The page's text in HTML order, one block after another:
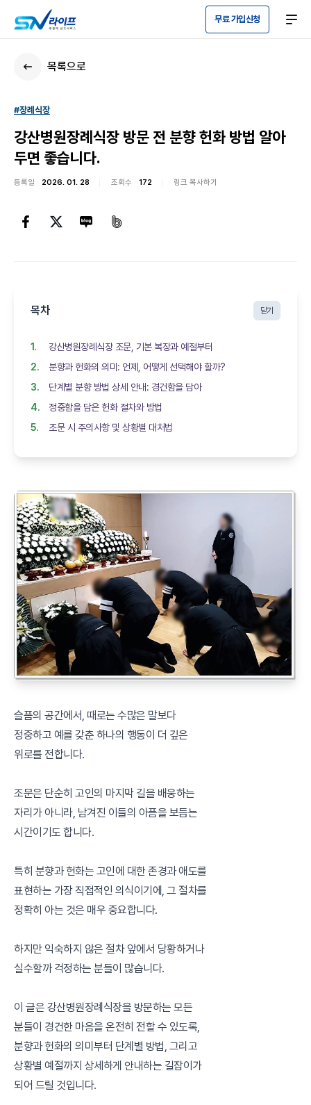
무료 가입신청
목록으로
#장례식장
강산병원장례식장 방문 전 분향 헌화 방법 알아
두면 좋습니다.
등록일 2026. 01. 28 조회수 172 링크 복사하기
목차 닫기
강산병원장례식장 조문, 기본 복장과 예절부터
분향과 헌화의 의미: 언제, 어떻게 선택해야 할까?
단계별 분향 방법 상세 안내: 경건함을 담아
정중함을 담은 헌화 절차와 방법
조문 시 주의사항 및 상황별 대처법
슬픔의 공간에서, 때로는 수많은 말보다
정중하고 예를 갖춘 하나의 행동이 더 깊은
위로를 전합니다.
조문은 단순히 고인의 마지막 길을 배웅하는
자리가 아니라, 남겨진 이들의 아픔을 보듬는
시간이기도 합니다.
특히 분향과 헌화는 고인에 대한 존경과 애도를
표현하는 가장 직접적인 의식이기에, 그 절차를
정확히 아는 것은 매우 중요합니다.
하지만 익숙하지 않은 절차 앞에서 당황하거나
실수할까 걱정하는 분들이 많습니다.
이 글은 강산병원장례식장을 방문하는 모든
분들이 경건한 마음을 온전히 전할 수 있도록,
분향과 헌화의 의미부터 단계별 방법, 그리고
상황별 예절까지 상세하게 안내하는 길잡이가
되어 드릴 것입니다.